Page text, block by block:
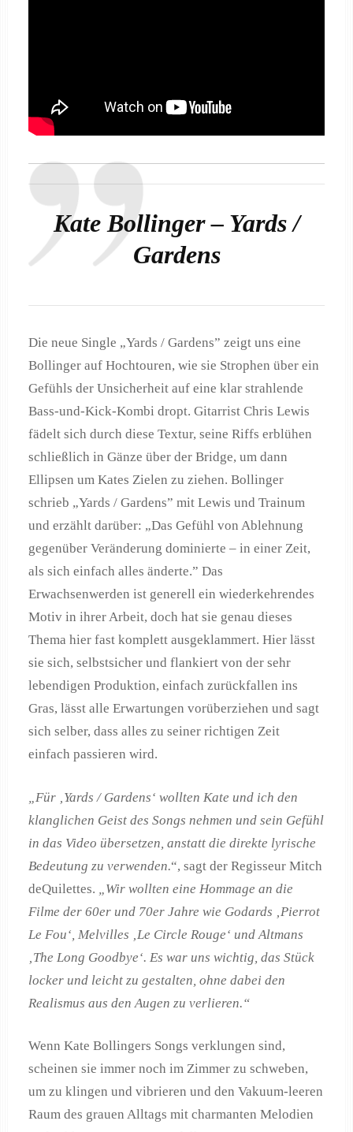
Kate Bollinger – Yards /
Gardens
Die neue Single „Yards / Gardens” zeigt uns eine
Bollinger auf Hochtouren, wie sie Strophen über ein
Gefühls der Unsicherheit auf eine klar strahlende
Bass-und-Kick-Kombi dropt. Gitarrist Chris Lewis
fädelt sich durch diese Textur, seine Riffs erblühen
schließlich in Gänze über der Bridge, um dann
Ellipsen um Kates Zielen zu ziehen. Bollinger
schrieb „Yards / Gardens” mit Lewis und Trainum
und erzählt darüber: „Das Gefühl von Ablehnung
gegenüber Veränderung dominierte – in einer Zeit,
als sich einfach alles änderte.” Das
Erwachsenwerden ist generell ein wiederkehrendes
Motiv in ihrer Arbeit, doch hat sie genau dieses
Thema hier fast komplett ausgeklammert. Hier lässt
sie sich, selbstsicher und flankiert von der sehr
lebendigen Produktion, einfach zurückfallen ins
Gras, lässt alle Erwartungen vorüberziehen und sagt
sich selber, dass alles zu seiner richtigen Zeit
einfach passieren wird.
„Für ‚Yards / Gardens‘ wollten Kate und ich den
klanglichen Geist des Songs nehmen und sein Gefühl
in das Video übersetzen, anstatt die direkte lyrische
Bedeutung zu verwenden.“, sagt der Regisseur Mitch
deQuilettes. „Wir wollten eine Hommage an die
Filme der 60er und 70er Jahre wie Godards ‚Pierrot
Le Fou‘, Melvilles ‚Le Circle Rouge‘ und Altmans
‚The Long Goodbye‘. Es war uns wichtig, das Stück
locker und leicht zu gestalten, ohne dabei den
Realismus aus den Augen zu verlieren.“
Wenn Kate Bollingers Songs verklungen sind,
scheinen sie immer noch im Zimmer zu schweben,
um zu klingen und vibrieren und den Vakuum-leeren
Raum des grauen Alltags mit charmanten Melodien